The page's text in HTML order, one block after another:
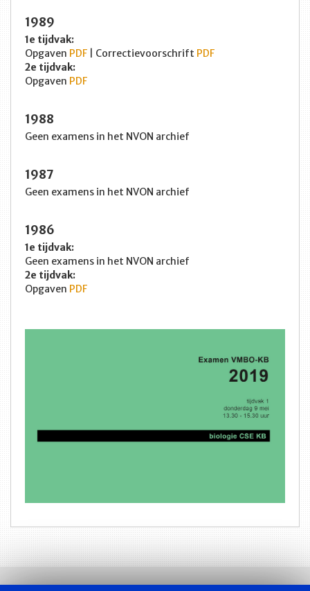
1989
1e tijdvak:
Opgaven PDF | Correctievoorschrift PDF
2e tijdvak:
Opgaven PDF
1988
Geen examens in het NVON archief
1987
Geen examens in het NVON archief
1986
1e tijdvak:
Geen examens in het NVON archief
2e tijdvak:
Opgaven PDF